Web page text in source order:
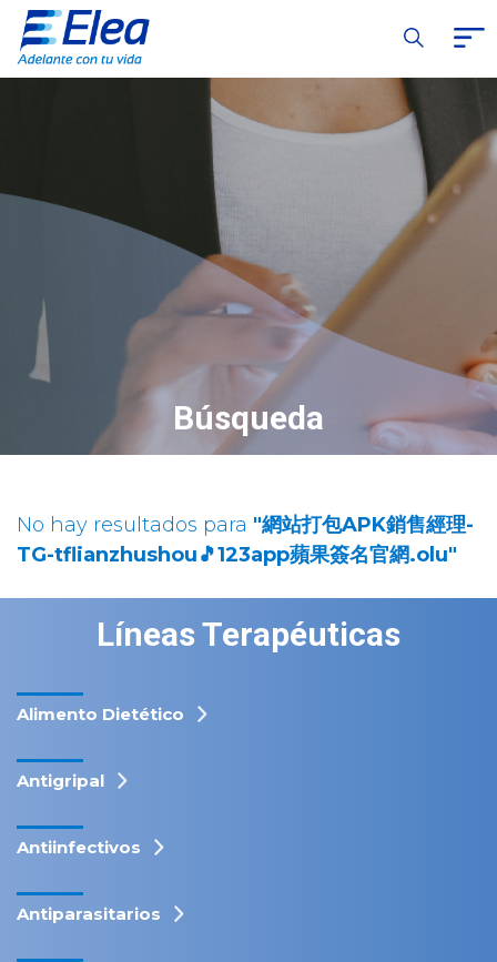
Búsqueda
No hay resultados para "網站打包APK銷售經理-
TG-tflianzhushou🎵123app蘋果簽名官網.olu"
Líneas Terapéuticas
Alimento Dietético
Antigripal
Antiinfectivos
Antiparasitarios